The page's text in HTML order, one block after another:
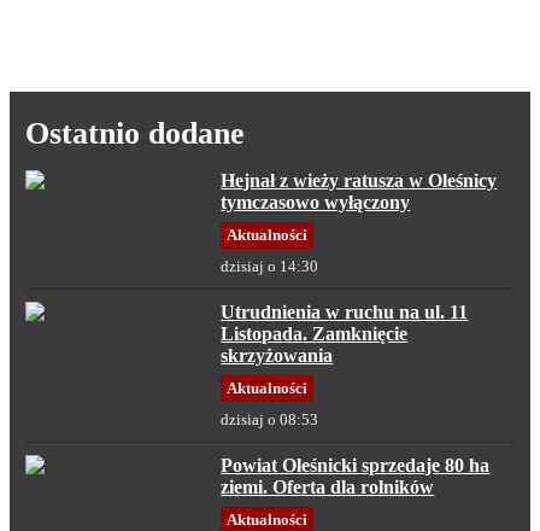
Ostatnio dodane
Hejnał z wieży ratusza w Oleśnicy
tymczasowo wyłączony
Aktualności
dzisiaj o 14:30
Utrudnienia w ruchu na ul. 11
Listopada. Zamknięcie
skrzyżowania
Aktualności
dzisiaj o 08:53
Powiat Oleśnicki sprzedaje 80 ha
ziemi. Oferta dla rolników
Aktualności